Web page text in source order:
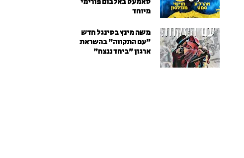
מיוחד
משה מינץ בסינגל חדש
״עם התקווה״ בהשראת
ארגון "ביחד ננצח"